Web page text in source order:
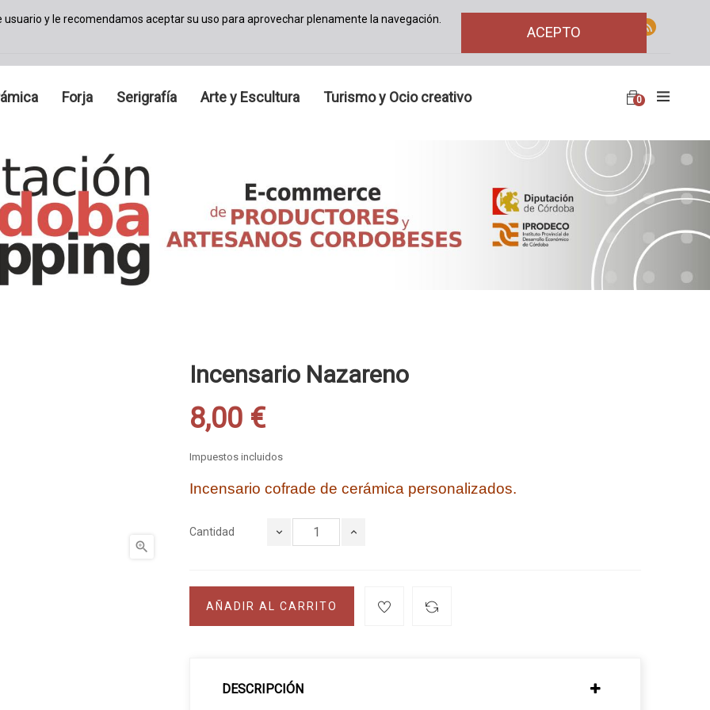
y le recomendamos aceptar su uso para aprovechar plenamente la navegación.
ACEPTO
Forja Serigrafía Arte y Escultura Turismo y Ocio creativo 0

Incensario Nazareno
8,00 €
Impuestos incluidos
Incensario cofrade de cerámica personalizados.
Cantidad
AÑADIR AL CARRITO
DESCRIPCIÓN